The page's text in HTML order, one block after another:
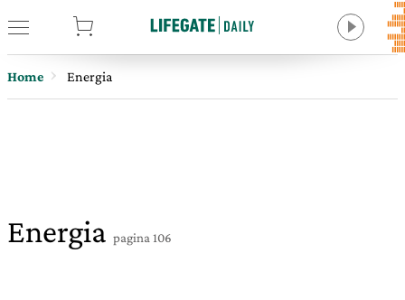
Home Energia
Energia pagina 106